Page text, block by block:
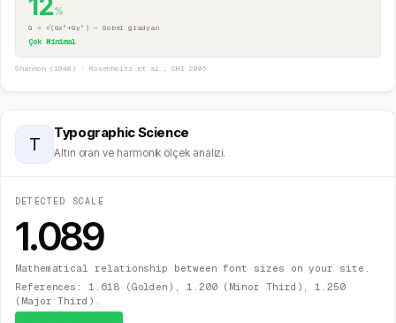
12%
G = √(Gx²+Gy²) — Sobel gradyan
Çok Minimal
Shannon (1948) · Rosenholtz et al., CHI 2005
T
Typographic Science
Altın oran ve harmonik ölçek analizi.
DETECTED SCALE
1.089
Mathematical relationship between font sizes on your site.
References: 1.618 (Golden), 1.200 (Minor Third), 1.250
(Major Third).